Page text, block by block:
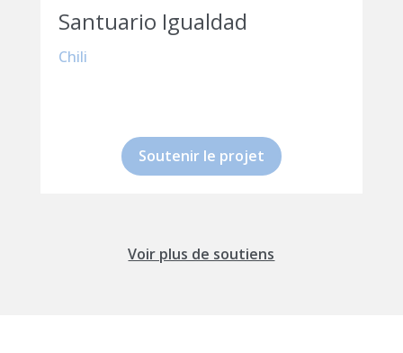
Santuario Igualdad
Chili
Soutenir le projet
Voir plus de soutiens